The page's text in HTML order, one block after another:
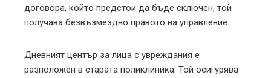
договора, който предстои да бъде сключен, той
получава безвъзмездно правото на управление.
Дневният център за лица с увреждания е
разположен в старата поликлиника. Той осигурява